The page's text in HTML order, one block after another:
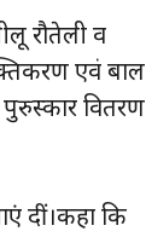
रौतेली व
एवं बाल
वितरण
दीं।कहा कि